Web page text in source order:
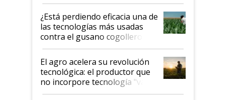
variedades que marcan un
salto tecnológico en genética y
rendimiento
¿Está perdiendo eficacia una de
las tecnologías más usadas
contra el gusano cogollero? El
desafío de una tecnología clave
El agro acelera su revolución
tecnológica: el productor que
no incorpore tecnología "va a
perder el tren"